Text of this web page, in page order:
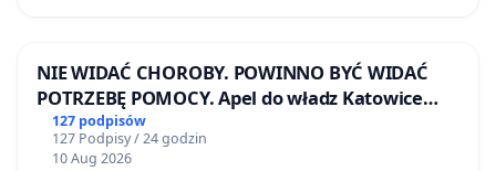
NIE WIDAĆ CHOROBY. POWINNO BYĆ WIDAĆ
POTRZEBĘ POMOCY. Apel do władz Katowice
Airport o przystąpienie do programu HIDDEN
DISABILITIES SUNFLOWER – SŁONECZNIK –
127 podpisów
127 Podpisy / 24 godzin
10 Aug 2026